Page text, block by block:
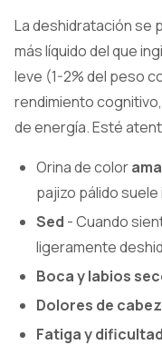
La deshidratación se
más líquido del que
leve (1-2% del peso
rendimiento
de energía. Esté
Orina de color
pajizo pálido
Sed - Cuando
ligeramente
Boca y labios
Dolores de
Fatiga y